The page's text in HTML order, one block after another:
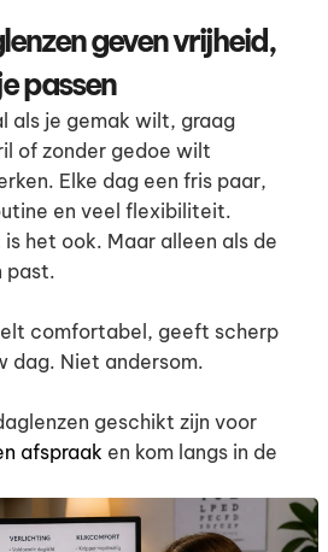
geven vrijheid,
passen
als je gemak wilt, graag
of zonder gedoe wilt
Elke dag een fris paar,
en veel flexibiliteit.
het ook. Maar alleen als de
past.
comfortabel, geeft scherp
dag. Niet andersom.
geschikt zijn voor
afspraak en kom langs in de